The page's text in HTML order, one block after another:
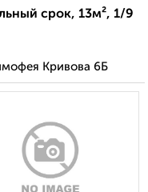
срок, 13м², 1/9
Кривова 6Б